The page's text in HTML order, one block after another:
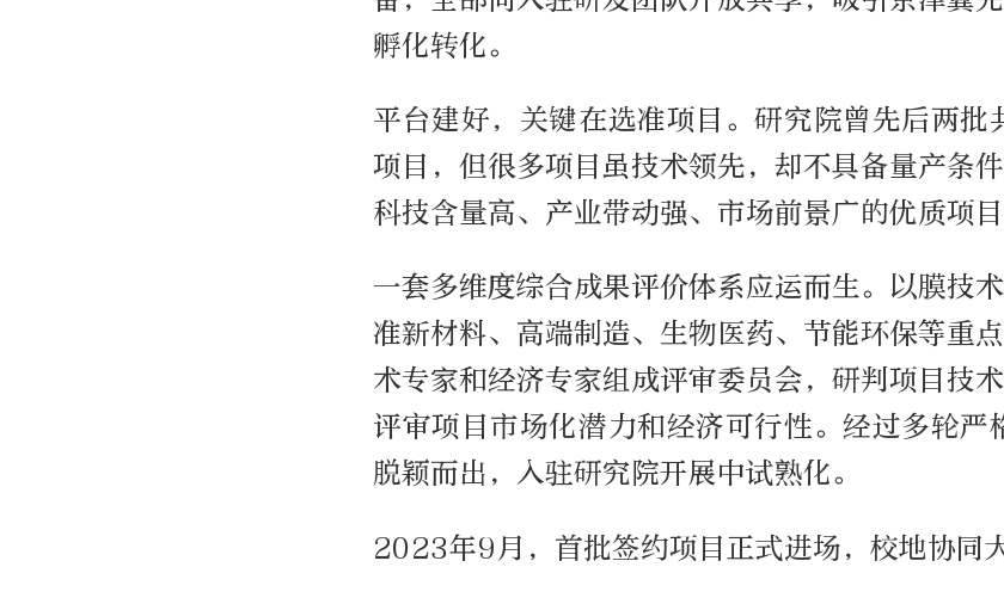
孵化转化。
平台建好，关键在选准项目。研究院曾先后两
项目，但很多项目虽技术领先，却不具备量产条
科技含量高、产业带动强、市场前景广的优质项目
一套多维度综合成果评价体系应运而生。以膜技
准新材料、高端制造、生物医药、节能环保等重
术专家和经济专家组成评审委员会，研判项目技术
评审项目市场化潜力和经济可行性。经过多轮严
脱颖而出，入驻研究院开展中试熟化。
2023年9月，首批签约项目正式进场，校地协同